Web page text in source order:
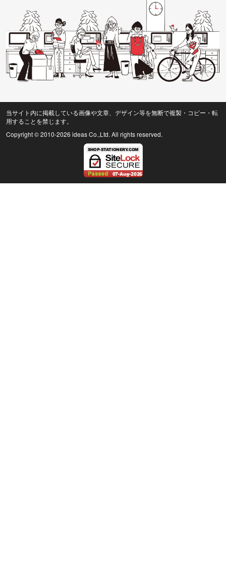
当サイト内に掲載している画像や文章、デザイン等を無断で複製・コピー・転
用することを禁じます。
Copyright © 2010-2026 ideas Co.,Ltd. All rights reserved.